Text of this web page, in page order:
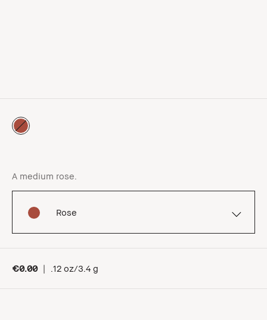
A medium rose.
Rose
€0.00 | .12 oz/3.4 g